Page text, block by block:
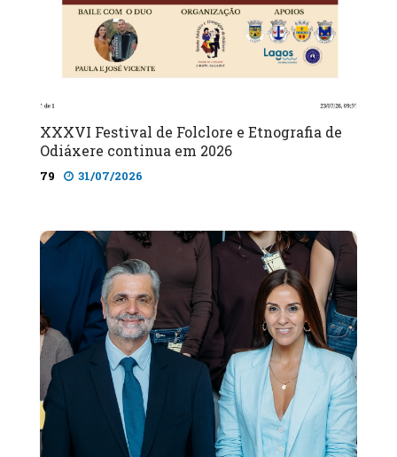
XXXVI Festival de Folclore e Etnografia de
Odiáxere continua em 2026
79 31/07/2026